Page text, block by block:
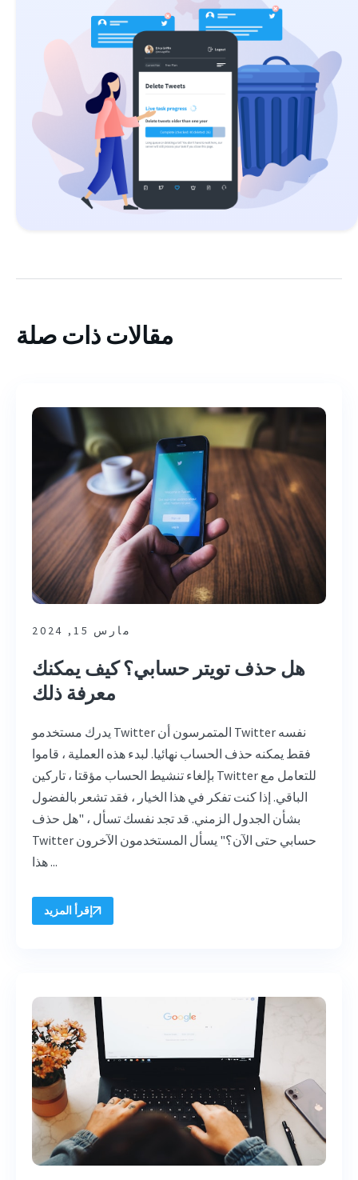
مقالات ذات صلة
مارس 15, 2024
هل حذف تويتر حسابي؟ كيف يمكنك
معرفة ذلك
يدرك مستخدمو Twitter المتمرسون أن Twitter نفسه
فقط يمكنه حذف الحساب نهائيا. لبدء هذه العملية ، قاموا
بإلغاء تنشيط الحساب مؤقتا ، تاركين Twitter للتعامل مع
الباقي. إذا كنت تفكر في هذا الخيار ، فقد تشعر بالفضول
بشأن الجدول الزمني. قد تجد نفسك تسأل ، "هل حذف
Twitter حسابي حتى الآن؟" يسأل المستخدمون الآخرون
هذا ...
إقرأ المزيد